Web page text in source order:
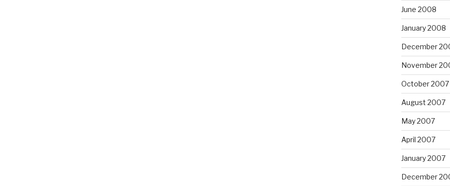
June 2008
January 2008
December
November
October 2007
August 2007
May 2007
April 2007
January 2007
December